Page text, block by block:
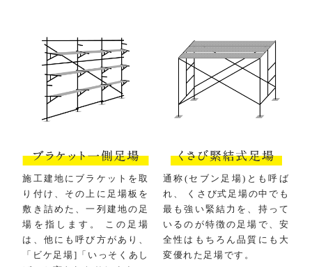
施工建地にブラケットを取
り付け、その上に足場板を
敷き詰めた、一列建地の足
場を指します。 この足場
は、他にも呼び方があり、
「ビケ足場]「いっそくあし
通称(セブン足場)とも呼ば
れ、 くさび式足場の中でも
最も強い緊結力を、持って
いるのが特徴の足場で、安
全性はもちろん品質にも大
変優れた足場です。